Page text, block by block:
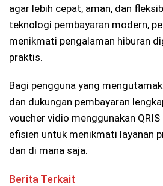
agar lebih cepat, aman, dan
teknologi pembayaran modern,
menikmati pengalaman hiburan
praktis.
Bagi pengguna yang
dan dukungan pembayaran
voucher vidio menggunakan
efisien untuk menikmati layanan
dan di mana saja.
Berita Terkait